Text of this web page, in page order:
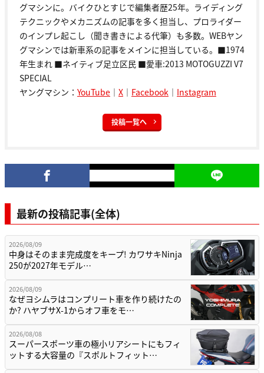
グマシンに。バイクひとすじで編集者歴25年。ライディング
テクニックやメカニズムの記事を多く担当し、プロライダー
のインプレ起こし（聞き書きによる代筆）も多数。WEBヤン
グマシンでは新車系の記事をメインに担当している。■1974
年生まれ ■ネイティブ足立区民 ■愛車:2013 MOTOGUZZI V7
SPECIAL
ヤングマシン： YouTube ｜ X ｜ Facebook ｜ Instagram
投稿一覧へ
最新の投稿記事(全体)
2026/08/09
中身はそのまま完成度をキープ! カワサキNinja
250が2027年モデル…
2026/08/09
なぜヨシムラはコンプリート車を作り続けたの
か? ハヤブサX-1からオフ車をモ…
2026/08/08
スーパースポーツ車の極小リアシートにもフィ
ットする大容量の『スポルトフィット…